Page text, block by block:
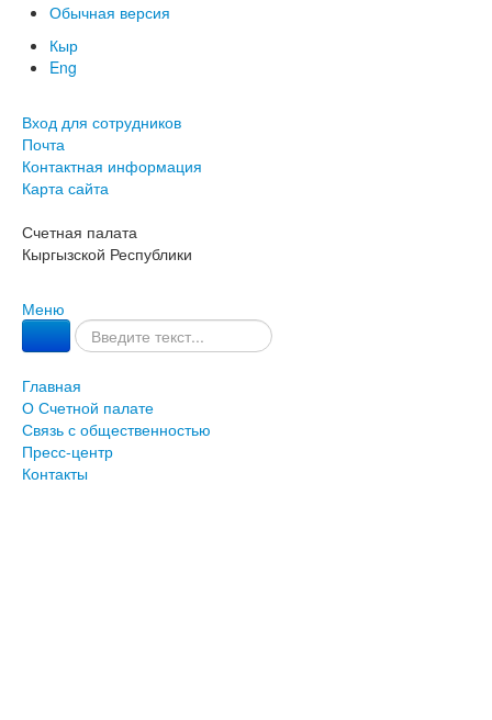
Обычная версия
Кыр
Eng
Вход для сотрудников
Почта
Контактная информация
Карта сайта
Счетная палата
Кыргызской Республики
Меню
Главная
О Счетной палате
Связь с общественностью
Пресс-центр
Контакты